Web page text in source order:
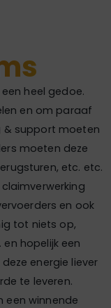
heel gedoe.
en om paraaf
& support moeten
moeten deze
etc. etc.
en ook
tot niets op,
hopelijk een
energie liever
te leveren.
een winnende